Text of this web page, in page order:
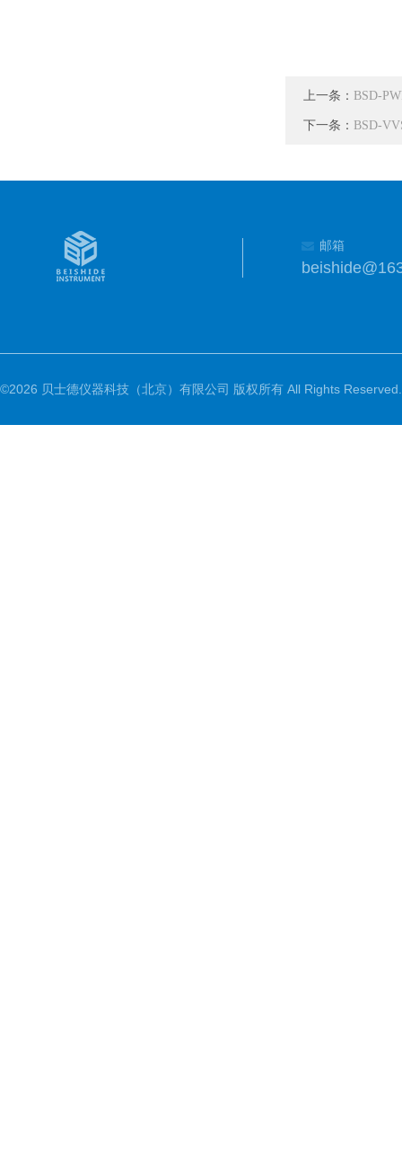
上一条： BSD-
下一条： BSD-
邮箱
©2026 贝士德仪器科技（北京）有限公司 版权所有 All Rights Reserved.